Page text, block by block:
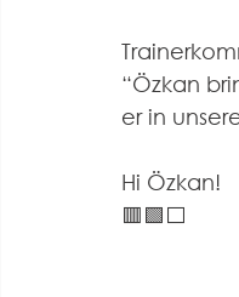
“Özkan
er in
Hi Özkan!
🟥🟩⬜️